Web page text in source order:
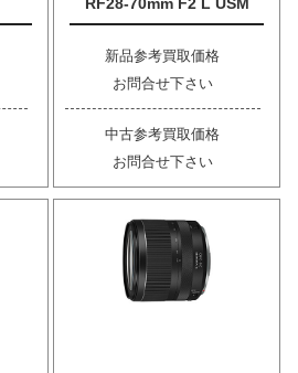
新品参考買取価格
お問合せ下さい
中古参考買取価格
お問合せ下さい